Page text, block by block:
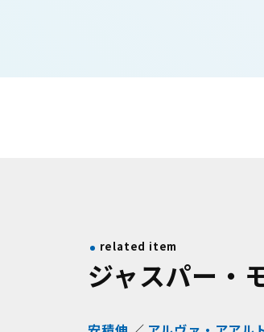
related item
ジャスパー・